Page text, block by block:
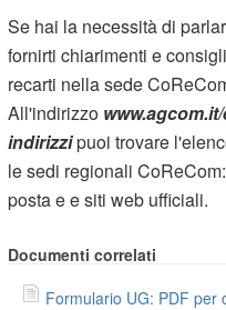
Se hai la necessità di
fornirti chiarimenti e
recarti nella sede
All'indirizzo
indirizzipuoi trovare
le sedi regionali
posta e e siti web ufficiali.
Documenti correlati
Formulario UG: PDF per